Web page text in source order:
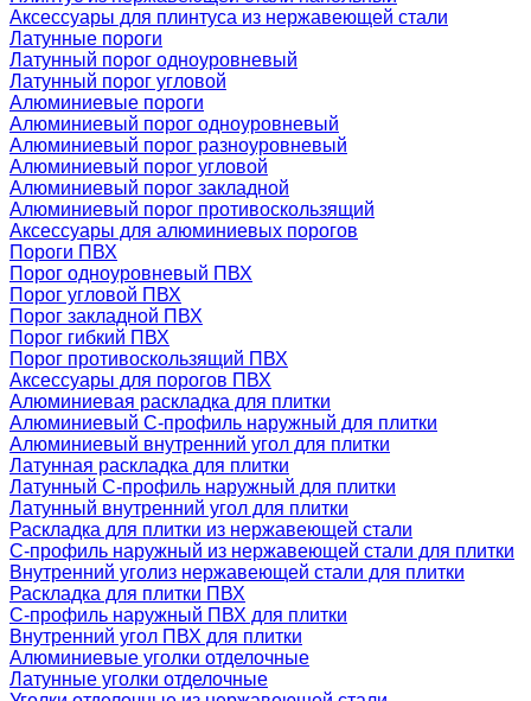
Аксессуары для плинтуса из нержавеющей стали
Латунные пороги
Латунный порог одноуровневый
Латунный порог угловой
Алюминиевые пороги
Алюминиевый порог одноуровневый
Алюминиевый порог разноуровневый
Алюминиевый порог угловой
Алюминиевый порог закладной
Алюминиевый порог противоскользящий
Аксессуары для алюминиевых порогов
Пороги ПВХ
Порог одноуровневый ПВХ
Порог угловой ПВХ
Порог закладной ПВХ
Порог гибкий ПВХ
Порог противоскользящий ПВХ
Аксессуары для порогов ПВХ
Алюминиевая раскладка для плитки
Алюминиевый С-профиль наружный для плитки
Алюминиевый внутренний угол для плитки
Латунная раскладка для плитки
Латунный С-профиль наружный для плитки
Латунный внутренний угол для плитки
Раскладка для плитки из нержавеющей стали
С-профиль наружный из нержавеющей стали для плитки
Внутренний уголиз нержавеющей стали для плитки
Раскладка для плитки ПВХ
С-профиль наружный ПВХ для плитки
Внутренний угол ПВХ для плитки
Алюминиевые уголки отделочные
Латунные уголки отделочные